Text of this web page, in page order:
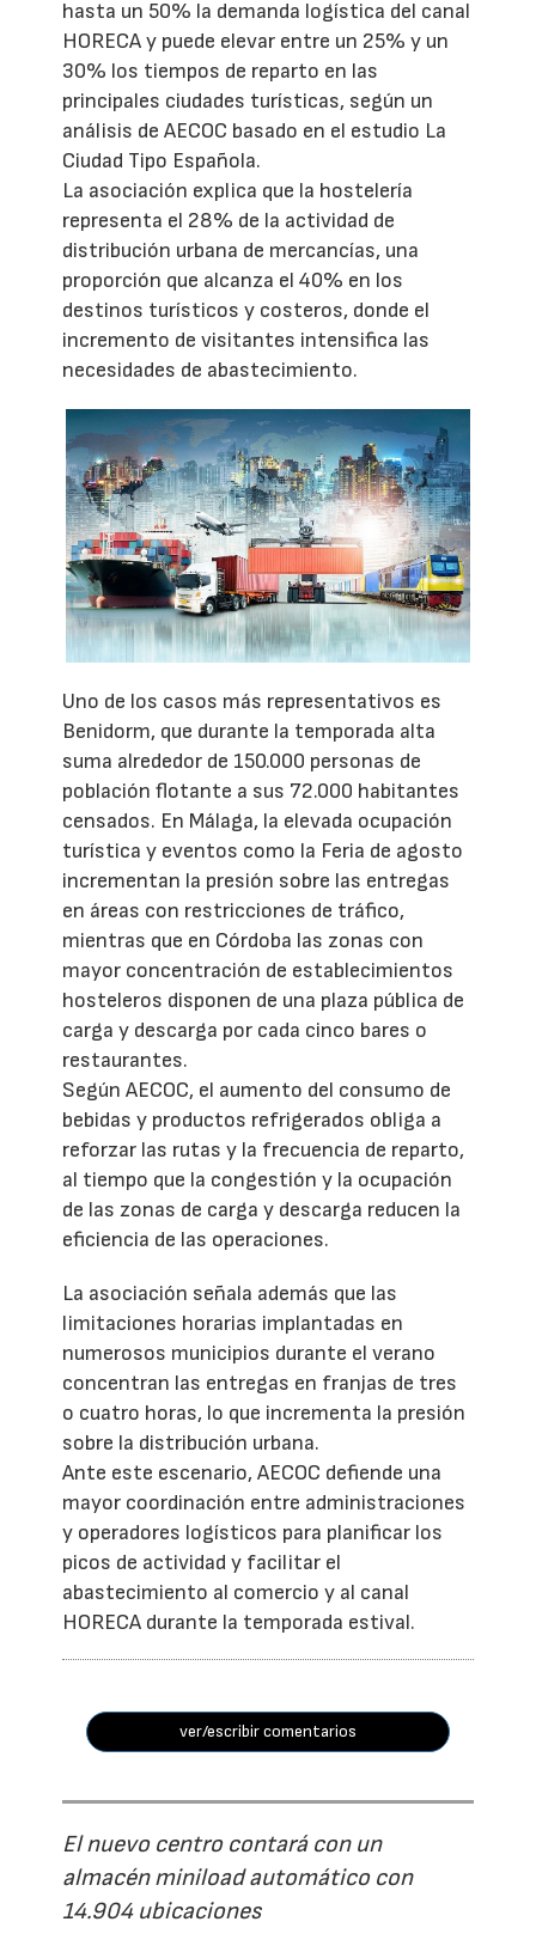
hasta un 50% la demanda logística del canal
HORECA y puede elevar entre un 25% y un
30% los tiempos de reparto en las
principales ciudades turísticas, según un
análisis de AECOC basado en el estudio La
Ciudad Tipo Española.
La asociación explica que la hostelería
representa el 28% de la actividad de
distribución urbana de mercancías, una
proporción que alcanza el 40% en los
destinos turísticos y costeros, donde el
incremento de visitantes intensifica las
necesidades de abastecimiento.
Uno de los casos más representativos es
Benidorm, que durante la temporada alta
suma alrededor de 150.000 personas de
población flotante a sus 72.000 habitantes
censados. En Málaga, la elevada ocupación
turística y eventos como la Feria de agosto
incrementan la presión sobre las entregas
en áreas con restricciones de tráfico,
mientras que en Córdoba las zonas con
mayor concentración de establecimientos
hosteleros disponen de una plaza pública de
carga y descarga por cada cinco bares o
restaurantes.
Según AECOC, el aumento del consumo de
bebidas y productos refrigerados obliga a
reforzar las rutas y la frecuencia de reparto,
al tiempo que la congestión y la ocupación
de las zonas de carga y descarga reducen la
eficiencia de las operaciones.
La asociación señala además que las
limitaciones horarias implantadas en
numerosos municipios durante el verano
concentran las entregas en franjas de tres
o cuatro horas, lo que incrementa la presión
sobre la distribución urbana.
Ante este escenario, AECOC defiende una
mayor coordinación entre administraciones
y operadores logísticos para planificar los
picos de actividad y facilitar el
abastecimiento al comercio y al canal
HORECA durante la temporada estival.
ver/escribir comentarios
El nuevo centro contará con un
almacén miniload automático con
14.904 ubicaciones